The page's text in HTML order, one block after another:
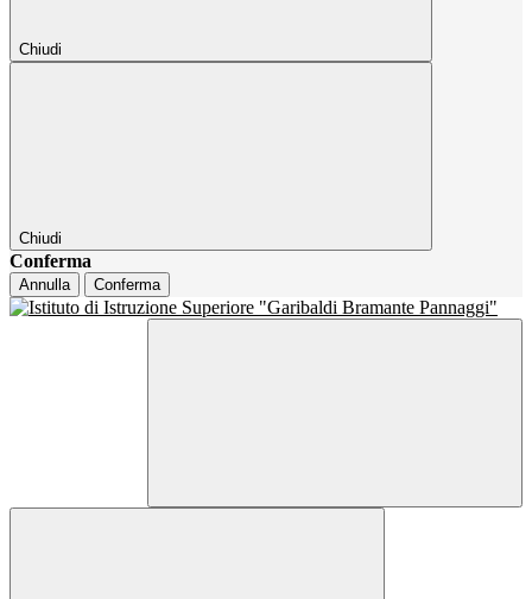
Chiudi
Chiudi
Conferma
Annulla Conferma